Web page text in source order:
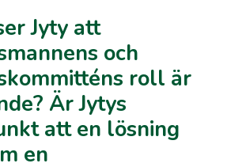
Jyty att
och
roll är
Är Jytys
att en lösning
en